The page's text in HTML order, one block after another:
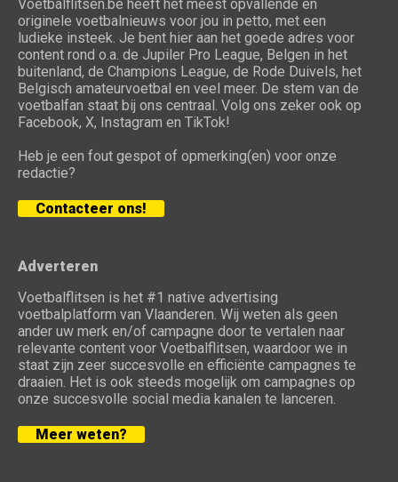
Voetbalflitsen.be heeft het meest opvallende en
originele voetbalnieuws voor jou in petto, met een
ludieke insteek. Je bent hier aan het goede adres voor
content rond o.a. de Jupiler Pro League, Belgen in het
buitenland, de Champions League, de Rode Duivels, het
Belgisch amateurvoetbal en veel meer. De stem van de
voetbalfan staat bij ons centraal. Volg ons zeker ook op
Facebook, X, Instagram en TikTok!
Heb je een fout gespot of opmerking(en) voor onze
redactie?
Contacteer ons!
Adverteren
Voetbalflitsen is het #1 native advertising
voetbalplatform van Vlaanderen. Wij weten als geen
ander uw merk en/of campagne door te vertalen naar
relevante content voor Voetbalflitsen, waardoor we in
staat zijn zeer succesvolle en efficiënte campagnes te
draaien. Het is ook steeds mogelijk om campagnes op
onze succesvolle social media kanalen te lanceren.
Meer weten?